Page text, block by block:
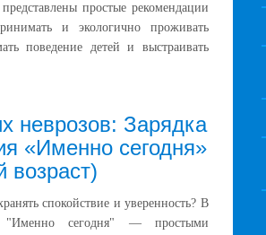
простые рекомендации
и экологично проживать
поведение детей и выстраивать
неврозов: Зарядка
«Именно сегодня»
возраст)
спокойствие и уверенность? В
"Именно сегодня" — простыми